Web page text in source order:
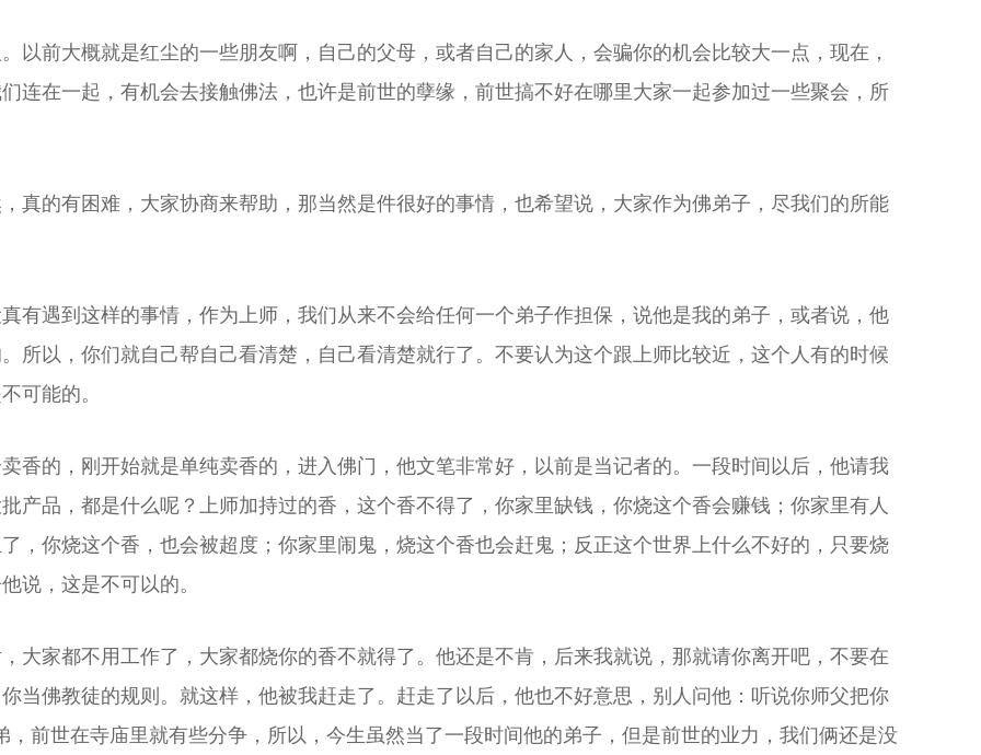
以前大概就是红尘的一些朋友啊，自己的父母，或者自己的家人，会骗你的机会比较大一点，现在，
连在一起，有机会去接触佛法，也许是前世的孽缘，前世搞不好在哪里大家一起参加过一些聚会，所
真的有困难，大家协商来帮助，那当然是件很好的事情，也希望说，大家作为佛弟子，尽我们的所能
有遇到这样的事情，作为上师，我们从来不会给任何一个弟子作担保，说他是我的弟子，或者说，他
所以，你们就自己帮自己看清楚，自己看清楚就行了。不要认为这个跟上师比较近，这个人有的时候
可能的。
香的，刚开始就是单纯卖香的，进入佛门，他文笔非常好，以前是当记者的。一段时间以后，他请我
产品，都是什么呢？上师加持过的香，这个香不得了，你家里缺钱，你烧这个香会赚钱；你家里有人
，你烧这个香，也会被超度；你家里闹鬼，烧这个香也会赶鬼；反正这个世界上什么不好的，只要烧
说，这是不可以的。
大家都不用工作了，大家都烧你的香不就得了。他还是不肯，后来我就说，那就请你离开吧，不要在
当佛教徒的规则。就这样，他被我赶走了。赶走了以后，他也不好意思，别人问他：听说你师父把你
前世在寺庙里就有些分争，所以，今生虽然当了一段时间他的弟子，但是前世的业力，我们俩还是没